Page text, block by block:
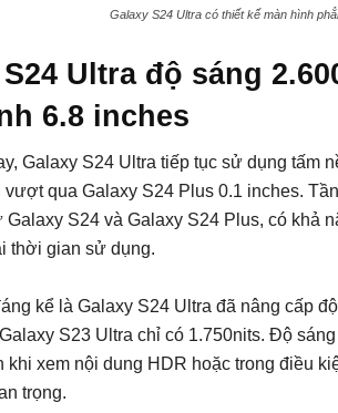
Galaxy S24 Ultra có thiết kế màn hình
S24 Ultra độ sáng
6.8 inches
Galaxy S24 Ultra tiếp tục sử dụng tấm
vượt qua Galaxy S24 Plus 0.1 inches.
S24 và Galaxy S24 Plus, có khả
thời gian sử dụng.
kể là Galaxy S24 Ultra đã nâng cấp
S23 Ultra chỉ có 1.750nits. Độ
khi xem nội dung HDR hoặc trong điều
trọng.